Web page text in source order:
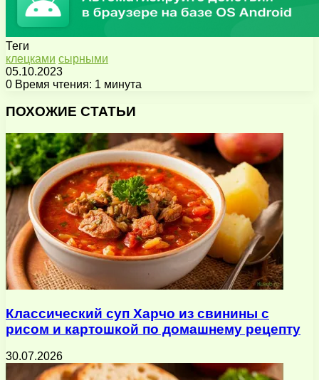
Теги
клецками сырными
05.10.2023
0 Время чтения: 1 минута
через
почту
ПОХОЖИЕ СТАТЬИ
Классический суп Харчо из свинины с
рисом и картошкой по домашнему рецепту
30.07.2026